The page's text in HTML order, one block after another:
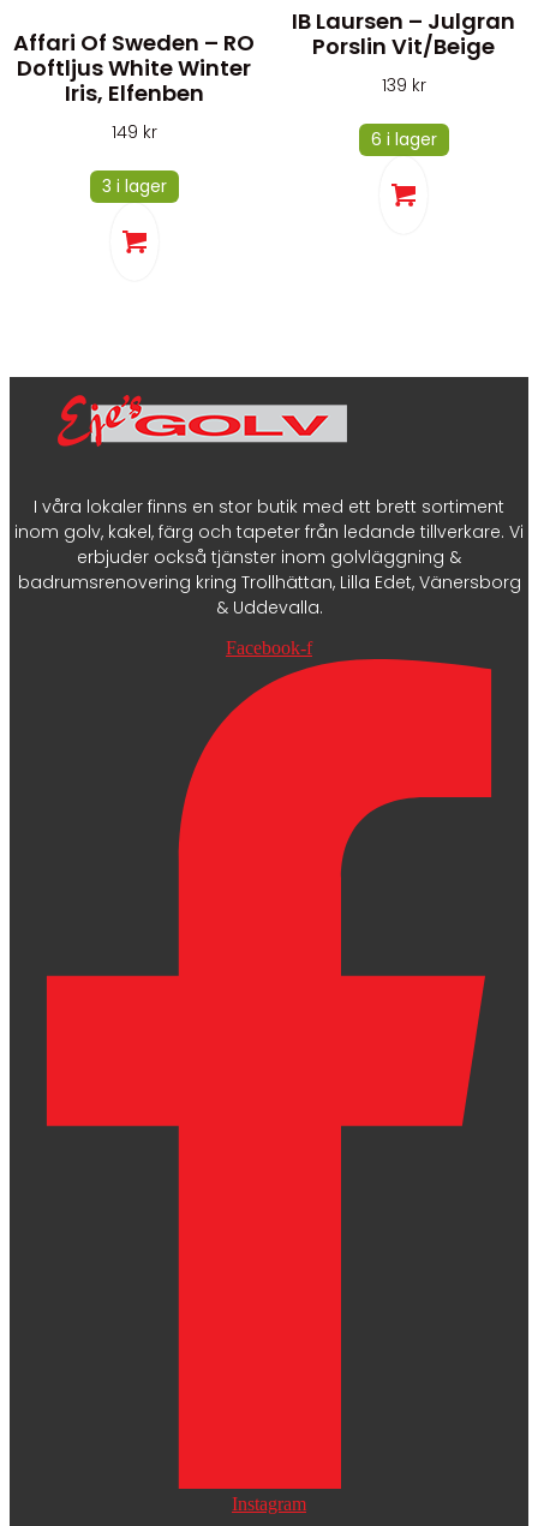
Affari Of Sweden – RO
Doftljus White Winter
Iris, Elfenben
149 kr
3 i lager
IB Laursen – Julgran
Porslin Vit/beige
139 kr
6 i lager
I våra lokaler finns en stor butik med ett brett sortiment
inom golv, kakel, färg och tapeter från ledande tillverkare. Vi
erbjuder också tjänster inom golvläggning &
badrumsrenovering kring Trollhättan, Lilla Edet, Vänersborg
& Uddevalla.
Facebook-f
Instagram